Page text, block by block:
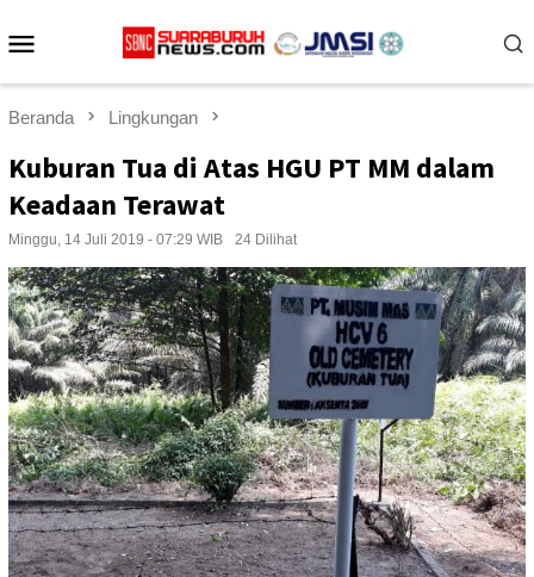
ke
Beranda Lingkungan
Kuburan Tua di Atas HGU PT MM dalam
Keadaan Terawat
Minggu, 14 Juli 2019 - 07:29 WIB 24 Dilihat